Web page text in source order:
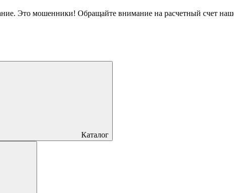
Это мошенники! Обращайте внимание на расчетный счет
Каталог